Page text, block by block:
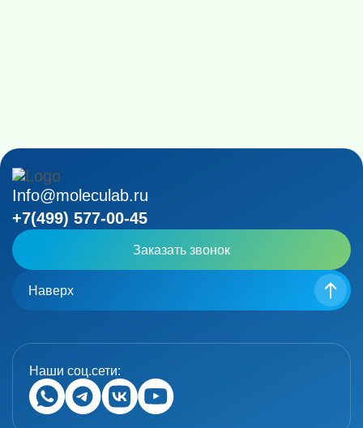
Info@moleculab.ru
+7(499) 577-00-45
Заказать звонок
Наверх
Наши соц.сети: